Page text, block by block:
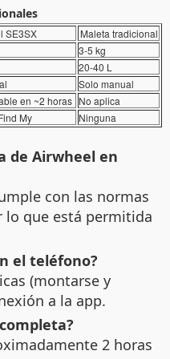
SE3SX
Maleta tradicional
3-5 kg
20-40 L
Solo manual
en ~2 horas No aplica
My Ninguna
de Airwheel en
con las normas
lo que está permitida
el teléfono?
(montarse y
a la app.
2 horas